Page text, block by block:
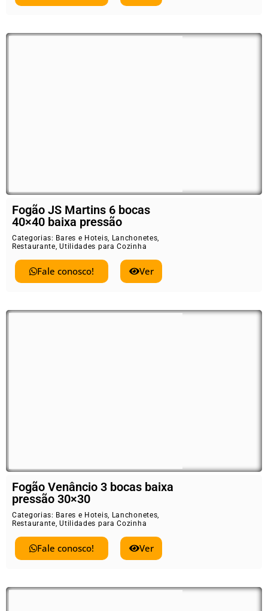
Fogão JS Martins 6 bocas
40×40 baixa pressão
Categorias: Bares e Hoteis, Lanchonetes,
Restaurante,Utilidades para Cozinha
Fale conosco! Ver
Fogão Venâncio 3 bocas baixa
pressão 30×30
Categorias: Bares e Hoteis, Lanchonetes,
Restaurante,Utilidades para Cozinha
Fale conosco! Ver